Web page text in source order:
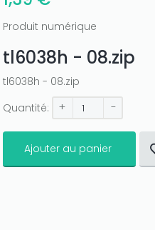
Produit numérique
tl6038h - 08.zip
tl6038h - 08.zip
Quantité:
+ -
Ajouter au panier